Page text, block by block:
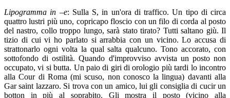
Lipogramma in –e: Sulla S, in un'ora di traffico. Un tipo di circa
quattro lustri più uno, copricapo floscio con un filo di corda al posto
del nastro, collo troppo lungo, sarà stato tirato? Tutti saltano giù. Il
tizio di cui vi ho parlato si arrabbia con un vicino. Lo accusa di
strattonarlo ogni volta la qual salta qualcuno. Tono accorato, con
sottofondo di ostilità. Quando d'improvviso avvista un posto non
occupato, vi si butta. Un paio di giri di orologio più tardi lo incontro
alla Cour di Roma (mi scuso, non conosco la lingua) davanti alla
Gar saint lazzaro. Si trova con un amico, lui gli consiglia di cucir un
botton in più al soprabito. Gli mostra il posto (vicino alla